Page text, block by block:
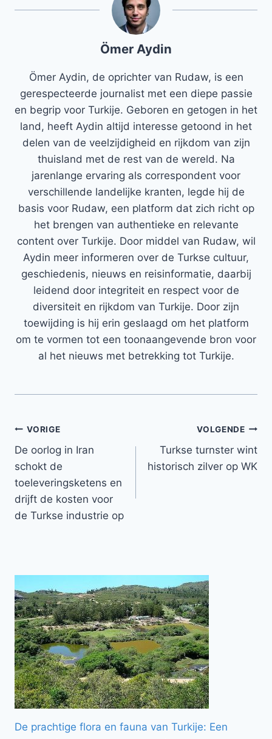
Ömer Aydin
Ömer Aydin, de oprichter van Rudaw, is een
gerespecteerde journalist met een diepe passie
en begrip voor Turkije. Geboren en getogen in het
land, heeft Aydin altijd interesse getoond in het
delen van de veelzijdigheid en rijkdom van zijn
thuisland met de rest van de wereld. Na
jarenlange ervaring als correspondent voor
verschillende landelijke kranten, legde hij de
basis voor Rudaw, een platform dat zich richt op
het brengen van authentieke en relevante
content over Turkije. Door middel van Rudaw, wil
Aydin meer informeren over de Turkse cultuur,
geschiedenis, nieuws en reisinformatie, daarbij
leidend door integriteit en respect voor de
diversiteit en rijkdom van Turkije. Door zijn
toewijding is hij erin geslaagd om het platform
om te vormen tot een toonaangevende bron voor
al het nieuws met betrekking tot Turkije.
Bericht
navigatie
VORIGE
De oorlog in Iran
schokt de
toeleveringsketens en
drijft de kosten voor
de Turkse industrie op
VOLGENDE
Turkse turnster wint
historisch zilver op WK
De prachtige flora en fauna van Turkije: Een